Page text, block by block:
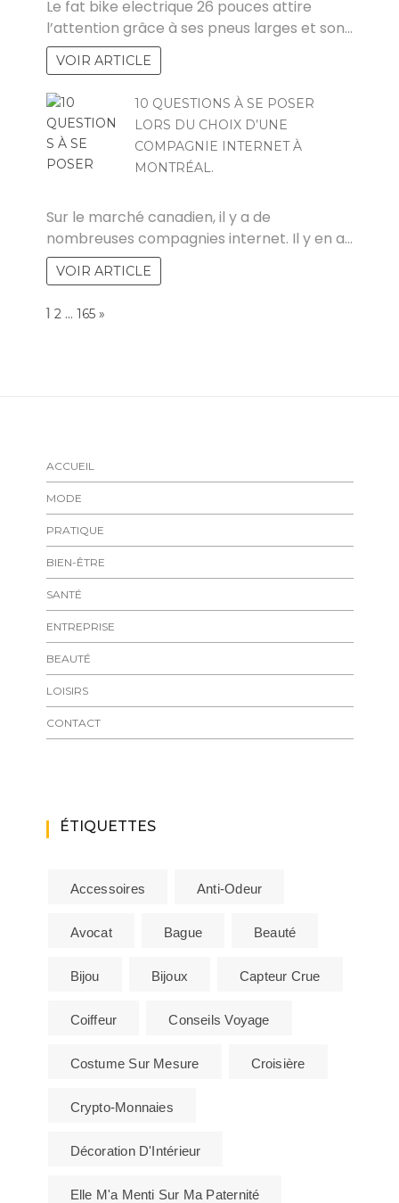
Le fat bike electrique 26 pouces attire
l’attention grâce à ses pneus larges et son…
VOIR ARTICLE
10 QUESTIONS À SE POSER
LORS DU CHOIX D’UNE
COMPAGNIE INTERNET À
MONTRÉAL.
Sur le marché canadien, il y a de
nombreuses compagnies internet. Il y en a…
VOIR ARTICLE
Page:
1 2 … 165 NEXT
»
ACCUEIL
MODE
PRATIQUE
BIEN-ÊTRE
SANTÉ
ENTREPRISE
BEAUTÉ
LOISIRS
CONTACT
ÉTIQUETTES
Accessoires Anti-Odeur
Avocat Bague Beauté
Bijou Bijoux Capteur Crue
Coiffeur Conseils Voyage
Costume Sur Mesure Croisière
Crypto-Monnaies
Décoration D'Intérieur
Elle M'a Menti Sur Ma Paternité